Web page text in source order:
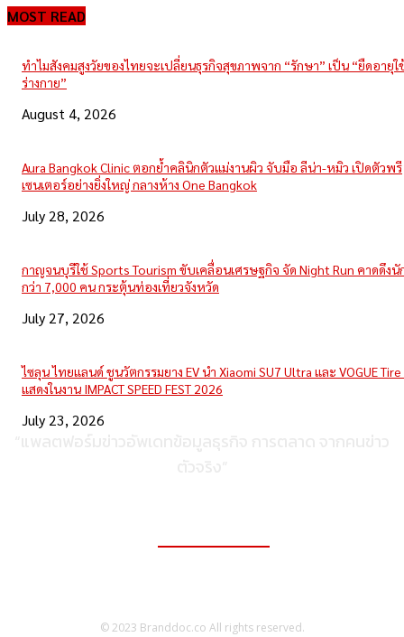
MOST READ
ทำไมสังคมสูงวัยของไทยจะเปลี่ยนธุรกิจสุขภาพจาก “รักษา” เป็น “ยืดอายุใ
ร่างกาย”
August 4, 2026
Aura Bangkok Clinic ตอกย้ำคลินิกตัวแม่งานผิว จับมือ ลีน่า-หมิว เปิดตัวพรี
เซนเตอร์อย่างยิ่งใหญ่ กลางห้าง One Bangkok
July 28, 2026
กาญจนบุรีใช้ Sports Tourism ขับเคลื่อนเศรษฐกิจ จัด Night Run คาดดึงนั
กว่า 7,000 คน กระตุ้นท่องเที่ยวจังหวัด
July 27, 2026
ไซลุน ไทยแลนด์ ชูนวัตกรรมยาง EV นำ Xiaomi SU7 Ultra และ VOGUE
แสดงในงาน IMPACT SPEED FEST 2026
July 23, 2026
© 2023 Branddoc.co All rights reserved.